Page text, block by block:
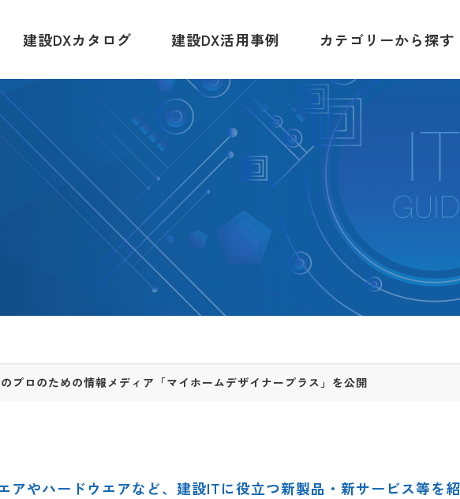
建設DXカタログ 建設DX活用事例 カテゴリーから探す
プロのための情報メディア「マイホームデザイナープラス」を公開
やハードウエアなど、建設ITに役立つ新製品・新サービス等を紹